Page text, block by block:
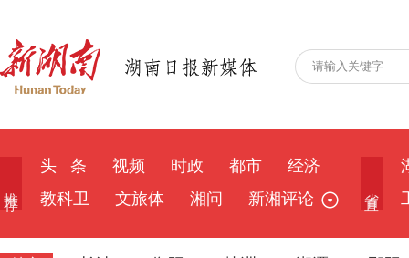
头 条 视频 时政 都市
经济
教科卫
文旅体 湘问 新湘评论